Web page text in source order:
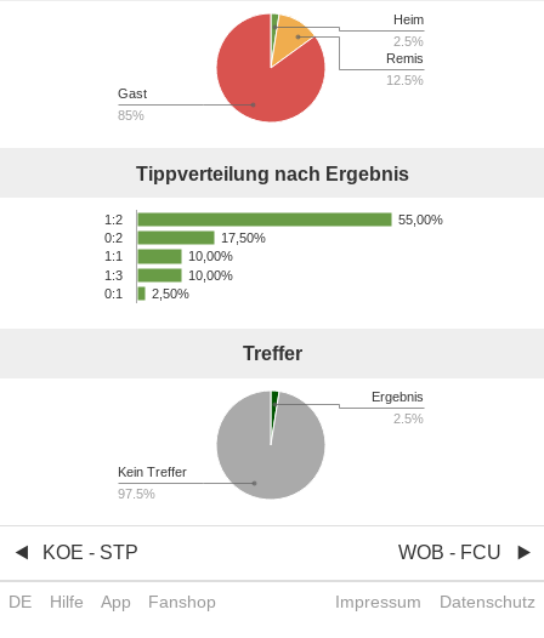
Heim
2.5%
Remis
12.5%
Gast
85%
Tippverteilung nach Ergebnis
1:2
0:2
1:1
1:3
0:1
55,00%
17,50%
10,00%
10,00%
2,50%
Treffer
Ergebnis
2.5%
Kein Treffer
97.5%
KOE - STP WOB - FCU
DE Hilfe App Fanshop Impressum Datenschutz